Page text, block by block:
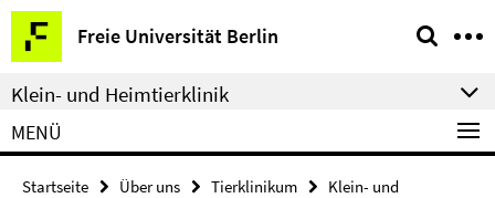
Springe
direkt
zu
Inhalt
Freie Universität Berlin
Service-
Navigation
Klein- und Heimtierklinik
MENÜ
Startseite Über uns Tierklinikum
Klein- und